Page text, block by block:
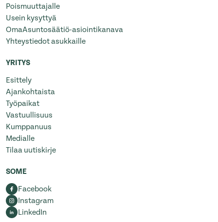
Poismuuttajalle
Usein kysyttyä
OmaAsuntosäätiö-asiointikanava
Yhteystiedot asukkaille
YRITYS
Esittely
Ajankohtaista
Työpaikat
Vastuullisuus
Kumppanuus
Medialle
Tilaa uutiskirje
SOME
Facebook
Instagram
LinkedIn